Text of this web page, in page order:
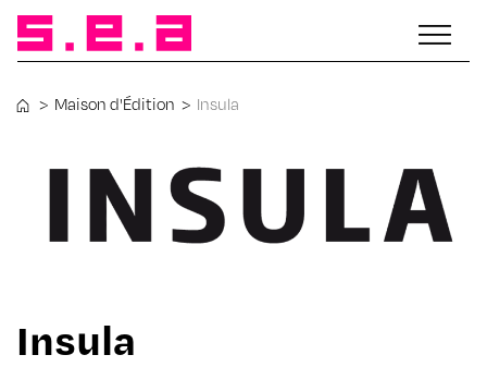
> Maison d'Édition > Insula
Insula